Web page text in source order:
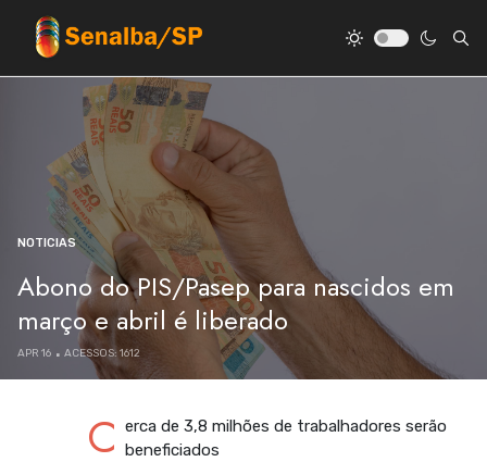
NOTICIAS
Abono do PIS/Pasep para nascidos em
março e abril é liberado
APR 16 ACESSOS: 1612
C erca de 3,8 milhões de trabalhadores serão
beneficiados